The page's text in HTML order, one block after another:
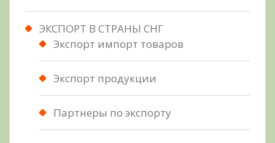
ЭКСПОРТ В СТРАНЫ СНГ
Экспорт импорт товаров
Экспорт продукции
Партнеры по экспорту